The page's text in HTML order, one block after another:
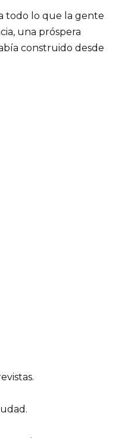
todo lo que la gente
una próspera
construido desde